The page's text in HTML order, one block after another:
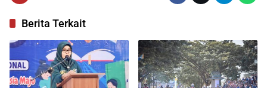
Berita Terkait